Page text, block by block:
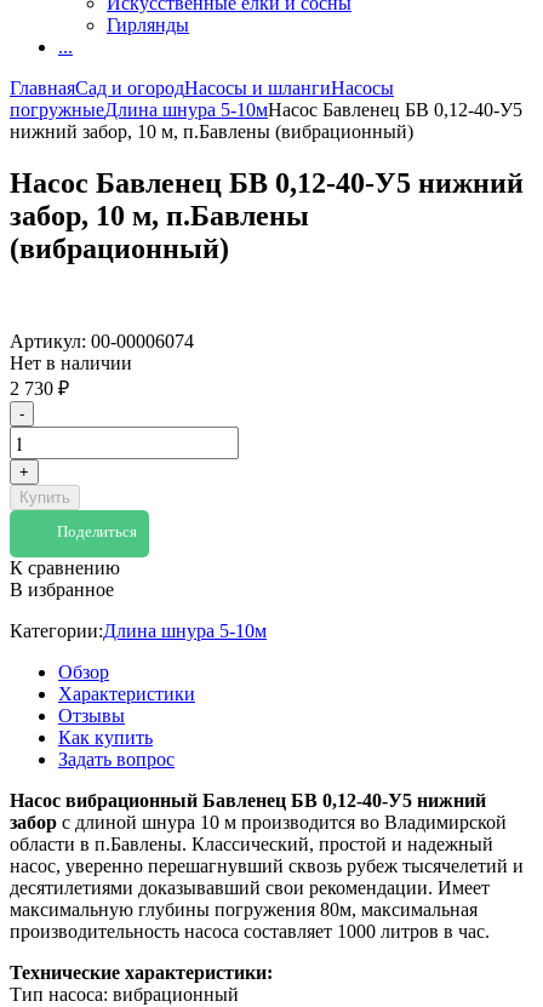
Гирлянды
...
ГлавнаяСад и огородНасосы и шлангиНасосы
погружныеДлина шнура 5-10мНасос Бавленец БВ 0,12-40-У5
нижний забор, 10 м, п.Бавлены (вибрационный)
Насос Бавленец БВ 0,12-40-У5 нижний
забор, 10 м, п.Бавлены
(вибрационный)
Артикул: 00-00006074
Нет в наличии
2 730 ₽
-
+
Купить
Поделиться
К сравнению
В избранное
Категории:Длина шнура 5-10м
Обзор
Характеристики
Отзывы
Как купить
Задать вопрос
Насос вибрационный Бавленец БВ 0,12-40-У5 нижний
забор с длиной шнура 10 м производится во Владимирской
области в п.Бавлены. Классический, простой и надежный
насос, уверенно перешагнувший сквозь рубеж тысячелетий и
десятилетиями доказывавший свои рекомендации. Имеет
максимальную глубины погружения 80м, максимальная
производительность насоса составляет 1000 литров в час.
Технические характеристики:
Тип насоса: вибрационный